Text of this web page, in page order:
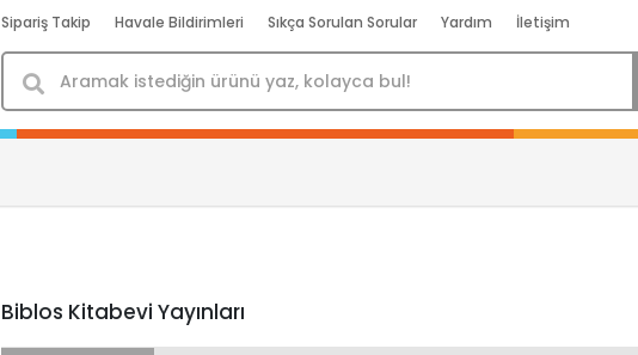
Sipariş Takip Havale Bildirimleri Sıkça Sorulan Sorular Yardım İletişim
Biblos Kitabevi Yayınları